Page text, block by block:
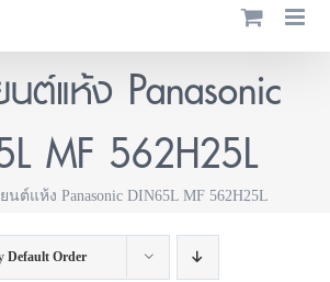
ต์แห้ง Panasonic
MF 562H25L
นต์แห้ง Panasonic DIN65L MF 562H25L
Default Order